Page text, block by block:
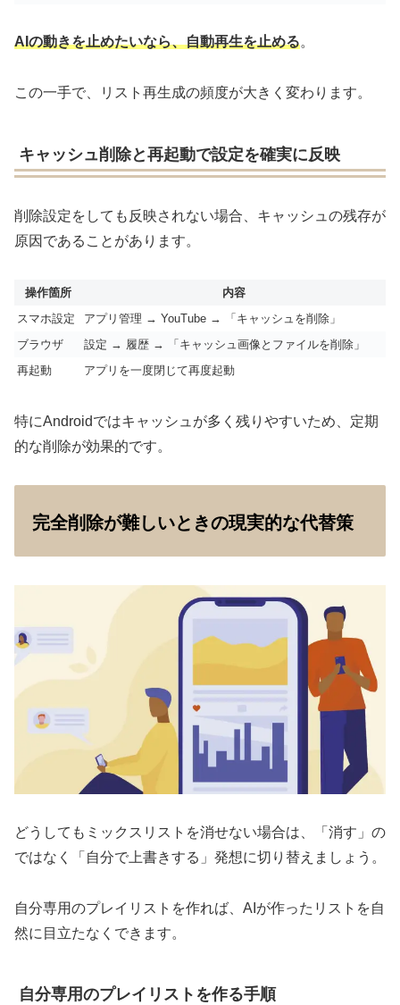
AIの動きを止めたいなら、自動再生を止める。
この一手で、リスト再生成の頻度が大きく変わります。
キャッシュ削除と再起動で設定を確実に反映
削除設定をしても反映されない場合、キャッシュの残存が
原因であることがあります。
操作箇所
内容
スマホ設定
アプリ管理 → YouTube → 「キャッシュを削除」
ブラウザ
設定 → 履歴 → 「キャッシュ画像とファイルを削除」
再起動
アプリを一度閉じて再度起動
特にAndroidではキャッシュが多く残りやすいため、定期
的な削除が効果的です。
完全削除が難しいときの現実的な代替策
どうしてもミックスリストを消せない場合は、「消す」の
ではなく「自分で上書きする」発想に切り替えましょう。
自分専用のプレイリストを作れば、AIが作ったリストを自
然に目立たなくできます。
自分専用のプレイリストを作る手順